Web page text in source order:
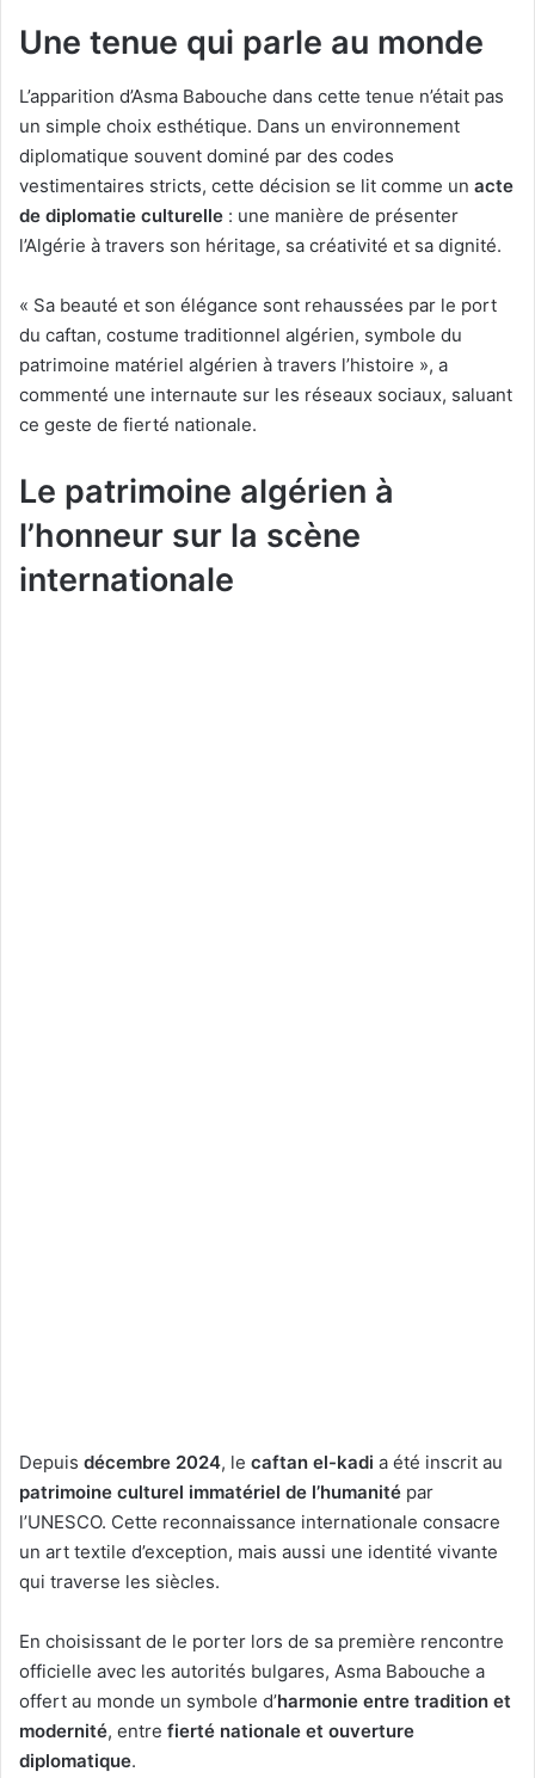
Une tenue qui parle au monde
L’apparition d’Asma Babouche dans cette tenue n’était pas
un simple choix esthétique. Dans un environnement
diplomatique souvent dominé par des codes
vestimentaires stricts, cette décision se lit comme un acte
de diplomatie culturelle : une manière de présenter
l’Algérie à travers son héritage, sa créativité et sa dignité.
« Sa beauté et son élégance sont rehaussées par le port
du caftan, costume traditionnel algérien, symbole du
patrimoine matériel algérien à travers l’histoire », a
commenté une internaute sur les réseaux sociaux, saluant
ce geste de fierté nationale.
Le patrimoine algérien à
l’honneur sur la scène
internationale
Depuis décembre 2024, le caftan el-kadi a été inscrit au
patrimoine culturel immatériel de l’humanité par
l’UNESCO. Cette reconnaissance internationale consacre
un art textile d’exception, mais aussi une identité vivante
qui traverse les siècles.
En choisissant de le porter lors de sa première rencontre
officielle avec les autorités bulgares, Asma Babouche a
offert au monde un symbole d’harmonie entre tradition et
modernité, entre fierté nationale et ouverture
diplomatique.